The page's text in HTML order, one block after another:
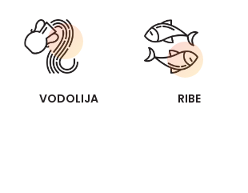
VODOLIJA RIBE